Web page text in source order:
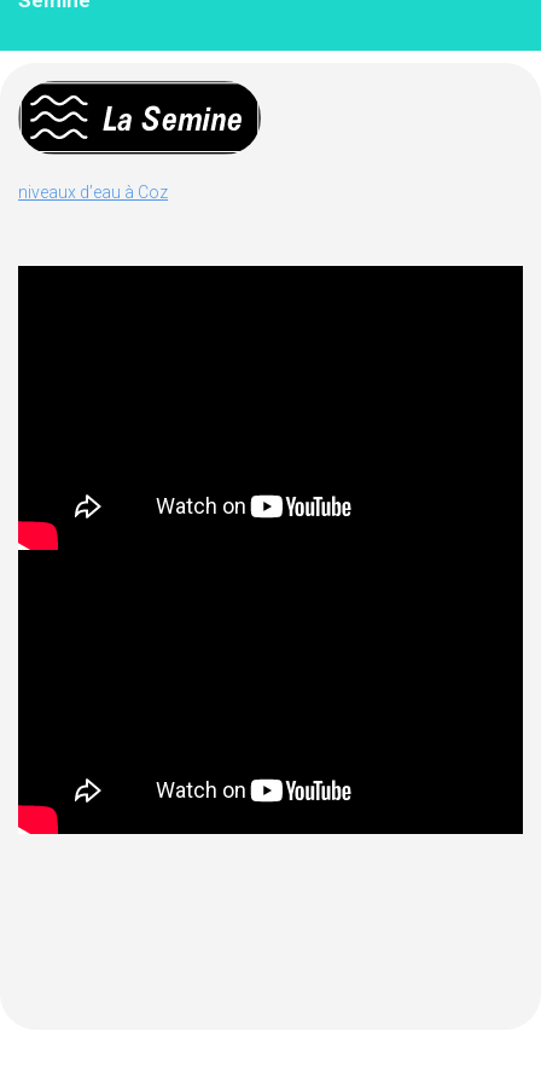
niveaux d’eau à Coz